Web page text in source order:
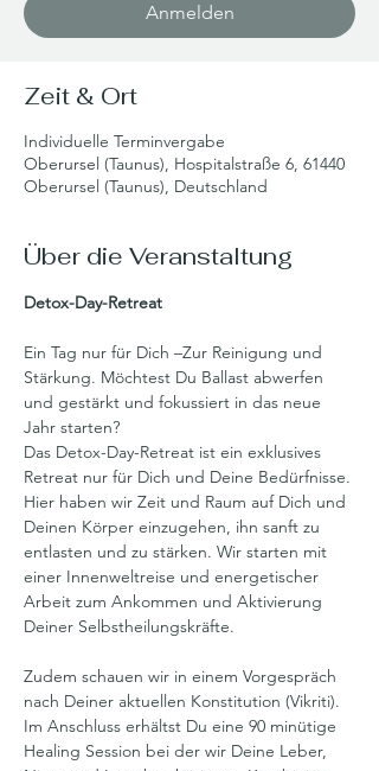
Anmelden
Zeit & Ort
Individuelle Terminvergabe
Oberursel (Taunus), Hospitalstraße 6, 61440
Oberursel (Taunus), Deutschland
Über die Veranstaltung
Detox-Day-Retreat
Ein Tag nur für Dich –Zur Reinigung und
Stärkung. Möchtest Du Ballast abwerfen
und gestärkt und fokussiert in das neue
Jahr starten?
Das Detox-Day-Retreat ist ein exklusives
Retreat nur für Dich und Deine Bedürfnisse.
Hier haben wir Zeit und Raum auf Dich und
Deinen Körper einzugehen, ihn sanft zu
entlasten und zu stärken. Wir starten mit
einer Innenweltreise und energetischer
Arbeit zum Ankommen und Aktivierung
Deiner Selbstheilungskräfte.
Zudem schauen wir in einem Vorgespräch
nach Deiner aktuellen Konstitution (Vikriti).
Im Anschluss erhältst Du eine 90 minütige
Healing Session bei der wir Deine Leber,